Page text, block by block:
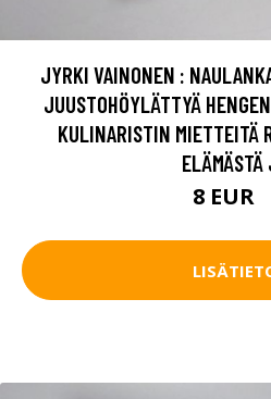
JYRKI VAINONEN :
JUUSTOHÖYLÄTTYÄ
KULINARISTIN MIETTEITÄ
8 EUR